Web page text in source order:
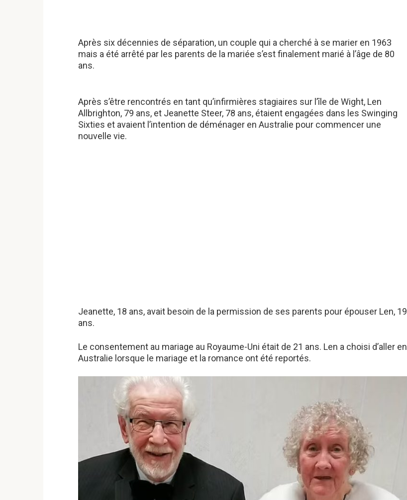
Après six décennies de séparation, un couple qui a cherché à se marier en 1963
mais a été arrêté par les parents de la mariée s’est finalement marié à l’âge de 80
ans.
Après s’être rencontrés en tant qu’infirmières stagiaires sur l’île de Wight, Len
Allbrighton, 79 ans, et Jeanette Steer, 78 ans, étaient engagées dans les Swinging
Sixties et avaient l’intention de déménager en Australie pour commencer une
nouvelle vie.
Jeanette, 18 ans, avait besoin de la permission de ses parents pour épouser Len, 19
ans.
Le consentement au mariage au Royaume-Uni était de 21 ans. Len a choisi d’aller en
Australie lorsque le mariage et la romance ont été reportés.